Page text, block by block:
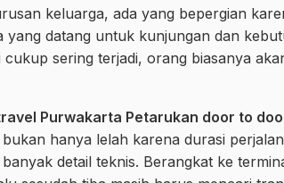
keluarga, ada yang bepergian
yang datang untuk kunjungan dan
cukup sering terjadi, orang biasanya
Purwakarta Petarukan door to
hanya lelah karena durasi
detail teknis. Berangkat ke